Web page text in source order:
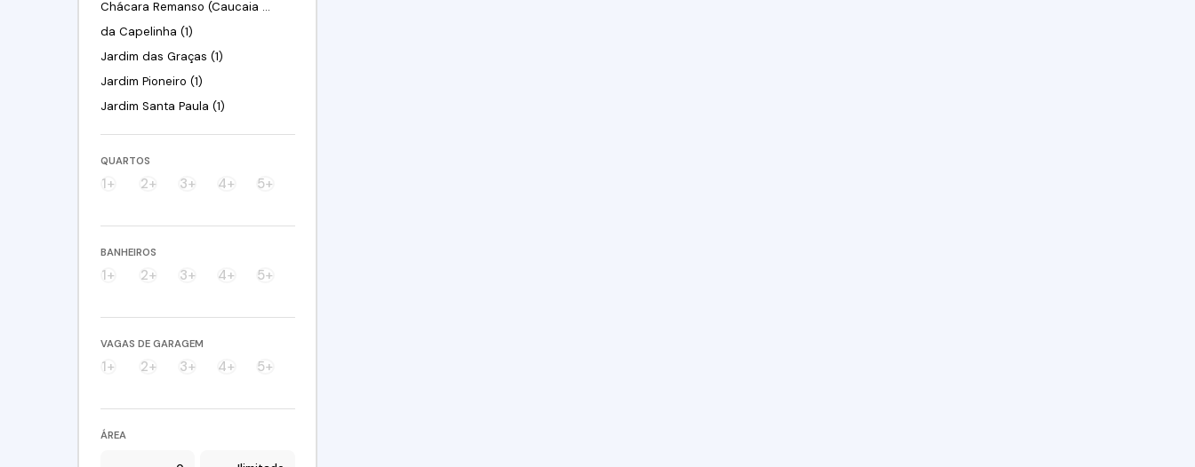
Chácara Remanso (Caucaia do Alto) (1)
da Capelinha (1)
Jardim das Graças (1)
Jardim Pioneiro (1)
Jardim Santa Paula (1)
Parque Dom Henrique (1)
Parque Rizzo II (1)
Parque Santa Rita de Cássia (1)
Santana (1)
São Roque (1)
QUARTOS
1+ 2+ 3+ 4+ 5+
BANHEIROS
1+ 2+ 3+ 4+ 5+
VAGAS DE GARAGEM
1+ 2+ 3+ 4+ 5+
ÁREA